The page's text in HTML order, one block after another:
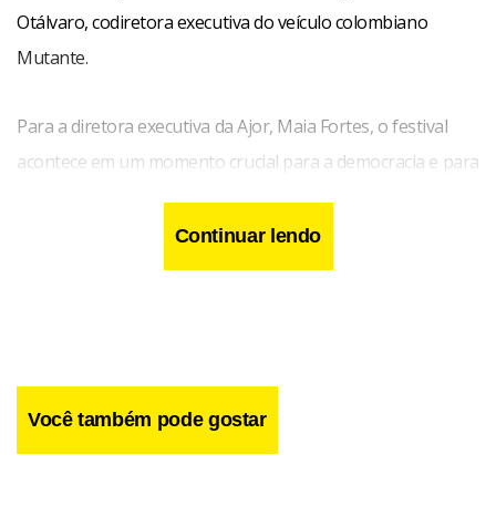
Otálvaro, codiretora executiva do veículo colombiano
Mutante.
Para a diretora executiva da Ajor, Maia Fortes, o festival
acontece em um momento crucial para a democracia e para
o ecossistema de mídia no país. Ela afirmou que as eleições
majoritárias de 2026 ocorrerão em um cenário de
transformação acelerada, com a inteligência artificial
como desafio estrutural.
Continuar lendo
Você também pode gostar